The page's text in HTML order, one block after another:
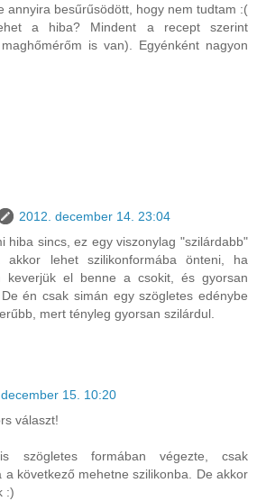
annyira besűrűsödött, hogy nem tudtam :(
a hiba? Mindent a recept szerint
is van). Egyénként nagyon
2012. december 14. 23:04
hiba sincs, ez egy viszonylag "szilárdabb"
akkor lehet szilikonformába önteni, ha
keverjük el benne a csokit, és gyorsan
én csak simán egy szögletes edénybe
mert tényleg gyorsan szilárdul.
15. 10:20
választ!
szögletes formában végezte, csak
a következő mehetne szilikonba. De akkor
:)